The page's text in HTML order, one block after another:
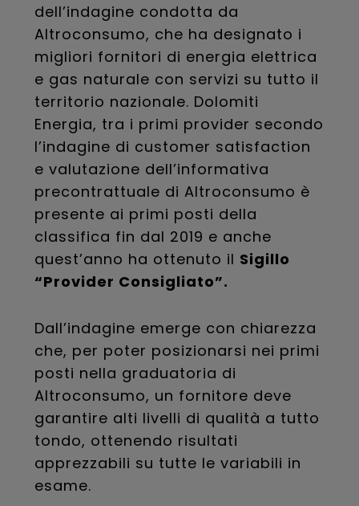
dell’indagine condotta da
Altroconsumo, che ha designato i
migliori fornitori di energia elettrica
e gas naturale con servizi su tutto il
territorio nazionale. Dolomiti
Energia, tra i primi provider secondo
l’indagine di customer satisfaction
e valutazione dell’informativa
precontrattuale di Altroconsumo è
presente ai primi posti della
classifica fin dal 2019 e anche
quest’anno ha ottenuto il Sigillo
“Provider Consigliato”.
Dall’indagine emerge con chiarezza
che, per poter posizionarsi nei primi
posti nella graduatoria di
Altroconsumo, un fornitore deve
garantire alti livelli di qualità a tutto
tondo, ottenendo risultati
apprezzabili su tutte le variabili in
esame.